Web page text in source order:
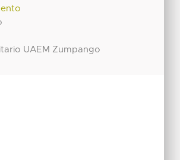
UAEM Zumpango